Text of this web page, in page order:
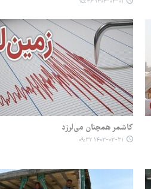
کاشمر همچنان می‌لرزد
۱۴۰۳-۰۳-۳۱ ۰۹:۳۲